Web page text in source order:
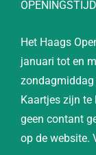
Het Haags
januari tot en
zondagmiddag
Kaartjes zijn
geen contant
op de website.